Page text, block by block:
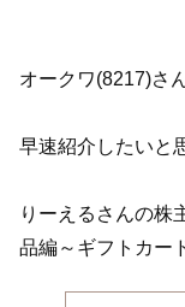
オークワ(8217)さ
早速紹介したいと
りーえるさんの株
品編～ギフトカー